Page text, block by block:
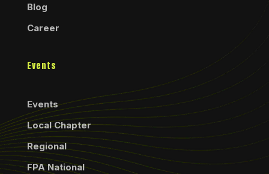
Blog
Career
Events
Events
Local Chapter
Regional
FPA National